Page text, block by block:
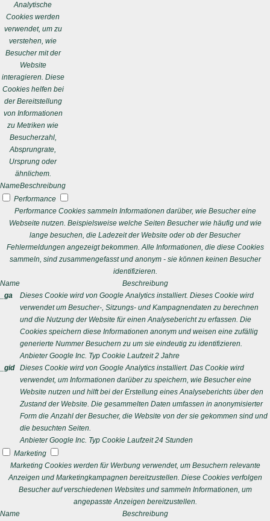
Analytische
Cookies werden
verwendet, um zu
verstehen, wie
Besucher mit der
Website
interagieren. Diese
Cookies helfen bei
der Bereitstellung
von Informationen
zu Metriken wie
Besucherzahl,
Absprungrate,
Ursprung oder
ähnlichem.
NameBeschreibung
Performance
Performance Cookies sammeln Informationen darüber, wie Besucher eine
Webseite nutzen. Beispielsweise welche Seiten Besucher wie häufig und wie
lange besuchen, die Ladezeit der Website oder ob der Besucher
Fehlermeldungen angezeigt bekommen. Alle Informationen, die diese Cookies
sammeln, sind zusammengefasst und anonym - sie können keinen Besucher
identifizieren.
Name
Beschreibung
_ga
Dieses Cookie wird von Google Analytics installiert. Dieses Cookie wird
verwendet um Besucher-, Sitzungs- und Kampagnendaten zu berechnen
und die Nutzung der Website für einen Analysebericht zu erfassen. Die
Cookies speichern diese Informationen anonym und weisen eine zufällig
generierte Nummer Besuchern zu um sie eindeutig zu identifizieren.
Anbieter Google Inc. Typ Cookie Laufzeit 2 Jahre
_gid
Dieses Cookie wird von Google Analytics installiert. Das Cookie wird
verwendet, um Informationen darüber zu speichern, wie Besucher eine
Website nutzen und hilft bei der Erstellung eines Analyseberichts über den
Zustand der Website. Die gesammelten Daten umfassen in anonymisierter
Form die Anzahl der Besucher, die Website von der sie gekommen sind und
die besuchten Seiten.
Anbieter Google Inc. Typ Cookie Laufzeit 24 Stunden
Marketing
Marketing Cookies werden für Werbung verwendet, um Besuchern relevante
Anzeigen und Marketingkampagnen bereitzustellen. Diese Cookies verfolgen
Besucher auf verschiedenen Websites und sammeln Informationen, um
angepasste Anzeigen bereitzustellen.
Name
Beschreibung